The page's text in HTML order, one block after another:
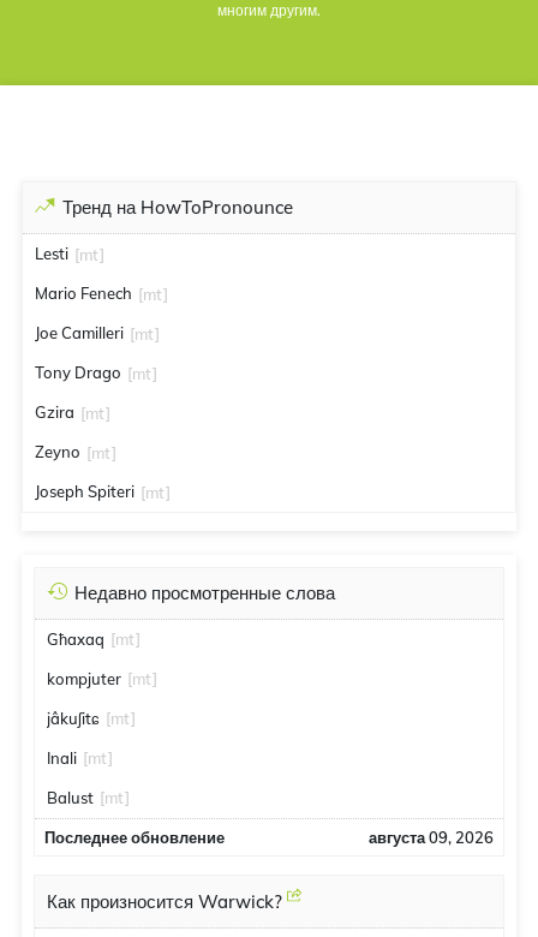
многим другим.
Тренд на HowToPronounce
Lesti [mt]
Mario Fenech [mt]
Joe Camilleri [mt]
Tony Drago [mt]
Gzira [mt]
Zeyno [mt]
Joseph Spiteri [mt]
Недавно просмотренные слова
Għaxaq [mt]
kompjuter [mt]
jâkuʃitɕ [mt]
Inali [mt]
Balust [mt]
Последнее обновление августа 09, 2026
Как произносится Warwick?